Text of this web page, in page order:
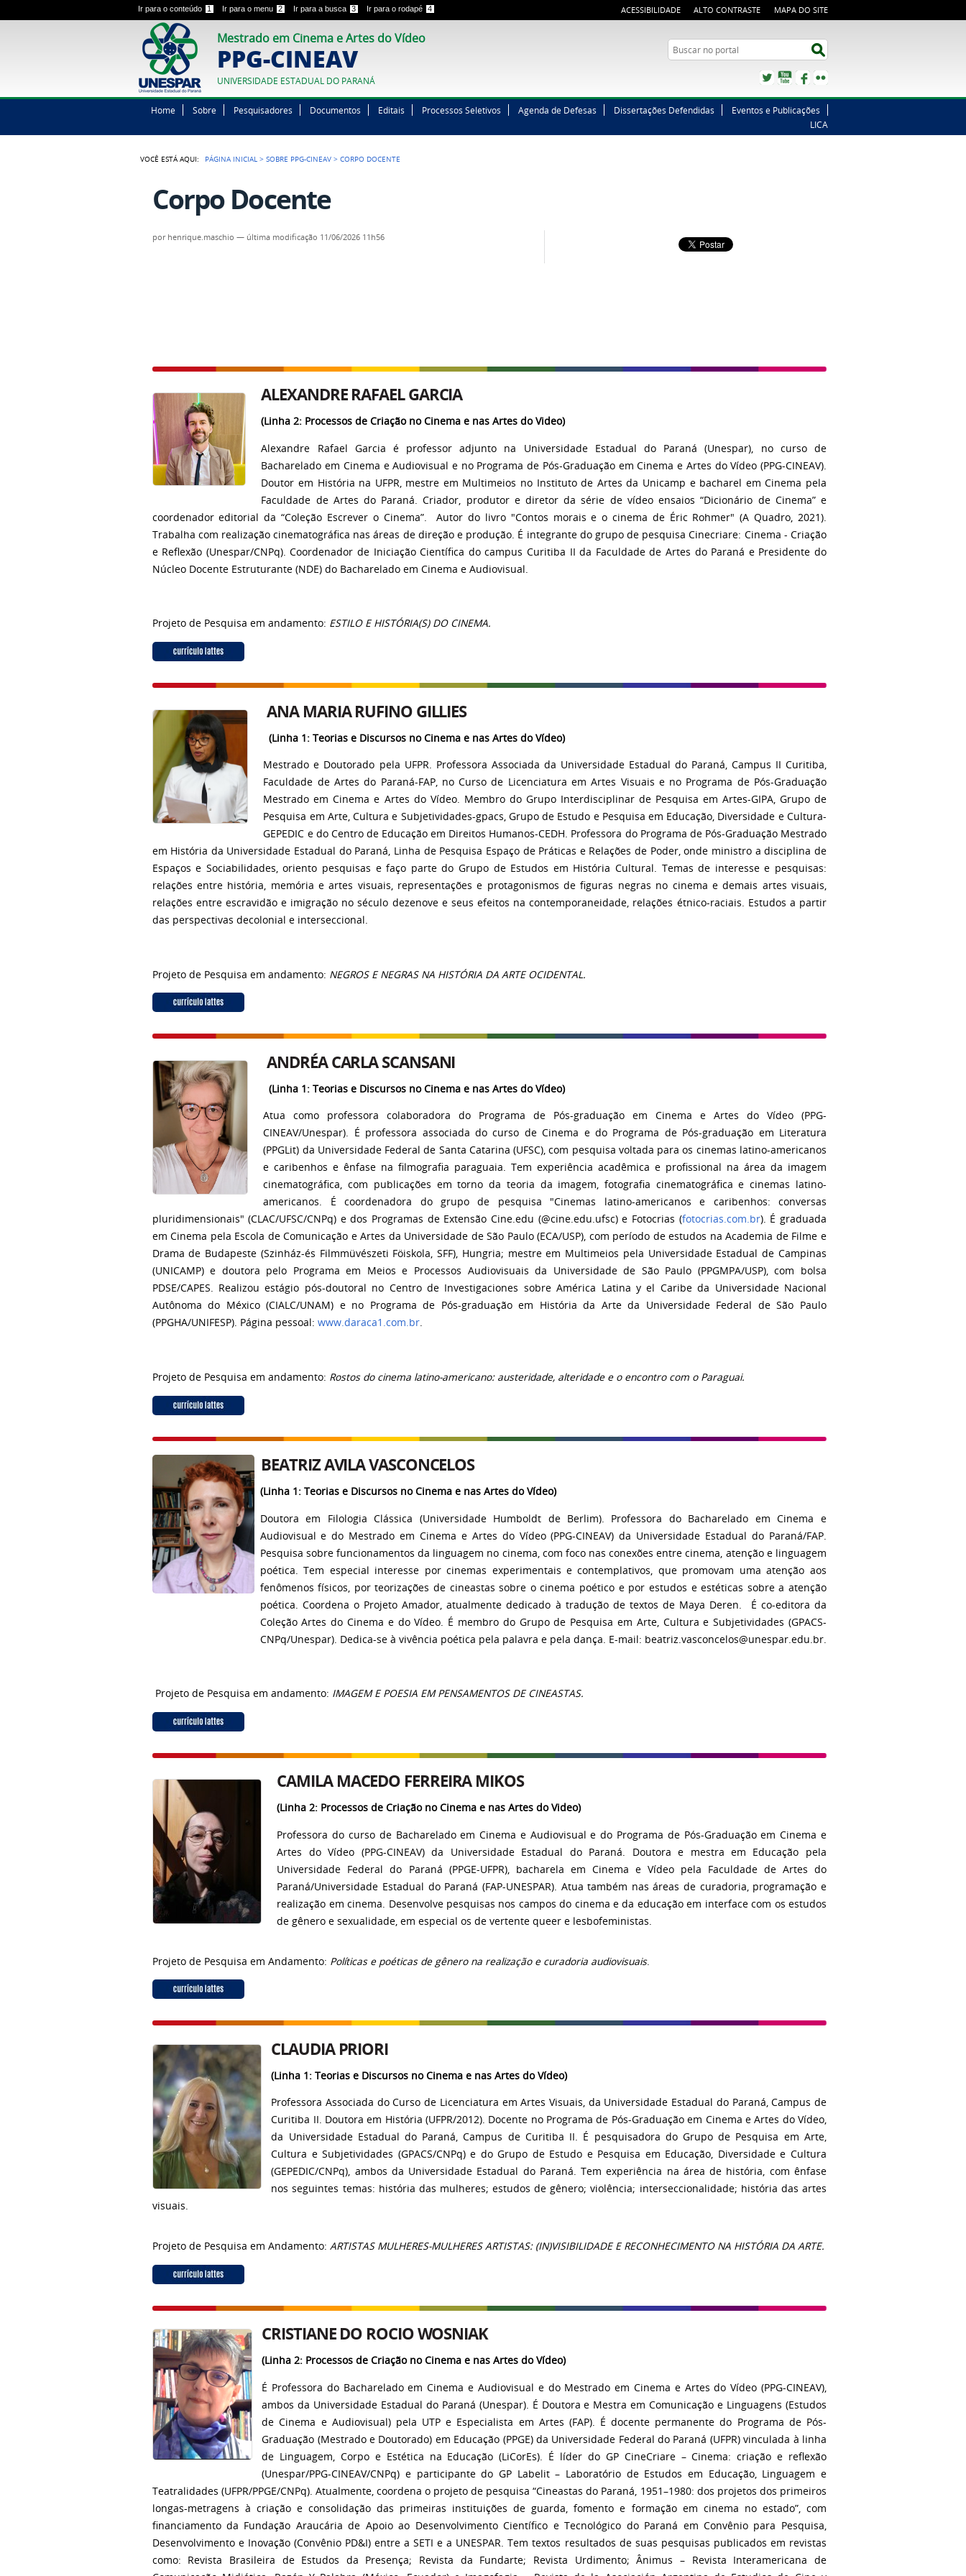
Ir para o conteúdo 1 Ir para o menu 2 Ir para a busca 3 Ir para o rodapé 4 ACESSIBILIDADE ALTO CONTRASTE MAPA DO SITE
Mestrado em Cinema e Artes do Vídeo
PPG-CINEAV
UNIVERSIDADE ESTADUAL DO PARANÁ
Buscar no portal
TwitterYouTubeFacebook
Home Sobre Pesquisadores Documentos Editais Processos Seletivos Agenda de Defesas Dissertações Defendidas
Eventos e Publicações
LICA
VOCÊ ESTÁ AQUI: PÁGINA INICIAL >SOBRE PPG-CINEAV >CORPO DOCENTE
Corpo Docente
por henrique.maschio — última modificação 11/06/2026 11h56
ALEXANDRE RAFAEL GARCIA
(Linha 2: Processos de Criação no Cinema e nas Artes do Video)
Alexandre Rafael Garcia é professor adjunto na Universidade Estadual do Paraná (Unespar), no curso de
Bacharelado em Cinema e Audiovisual e no Programa de Pós-Graduação em Cinema e Artes do Vídeo (PPG-CINEAV).
Doutor em História na UFPR, mestre em Multimeios no Instituto de Artes da Unicamp e bacharel em Cinema pela
Faculdade de Artes do Paraná. Criador, produtor e diretor da série de vídeo ensaios “Dicionário de Cinema” e
coordenador editorial da “Coleção Escrever o Cinema”. Autor do livro "Contos morais e o cinema de Éric Rohmer" (A Quadro, 2021).
Trabalha com realização cinematográfica nas áreas de direção e produção. É integrante do grupo de pesquisa Cinecriare: Cinema - Criação
e Reflexão (Unespar/CNPq). Coordenador de Iniciação Científica do campus Curitiba II da Faculdade de Artes do Paraná e Presidente do
Núcleo Docente Estruturante (NDE) do Bacharelado em Cinema e Audiovisual.
Projeto de Pesquisa em andamento: ESTILO E HISTÓRIA(S) DO CINEMA.
ANA MARIA RUFINO GILLIES
(Linha 1: Teorias e Discursos no Cinema e nas Artes do Vídeo)
Mestrado e Doutorado pela UFPR. Professora Associada da Universidade Estadual do Paraná, Campus II Curitiba,
Faculdade de Artes do Paraná-FAP, no Curso de Licenciatura em Artes Visuais e no Programa de Pós-Graduação
Mestrado em Cinema e Artes do Vídeo. Membro do Grupo Interdisciplinar de Pesquisa em Artes-GIPA, Grupo de
Pesquisa em Arte, Cultura e Subjetividades-gpacs, Grupo de Estudo e Pesquisa em Educação, Diversidade e Cultura-
GEPEDIC e do Centro de Educação em Direitos Humanos-CEDH. Professora do Programa de Pós-Graduação Mestrado
em História da Universidade Estadual do Paraná, Linha de Pesquisa Espaço de Práticas e Relações de Poder, onde ministro a disciplina de
Espaços e Sociabilidades, oriento pesquisas e faço parte do Grupo de Estudos em História Cultural. Temas de interesse e pesquisas:
relações entre história, memória e artes visuais, representações e protagonismos de figuras negras no cinema e demais artes visuais,
relações entre escravidão e imigração no século dezenove e seus efeitos na contemporaneidade, relações étnico-raciais. Estudos a partir
das perspectivas decolonial e interseccional.
Projeto de Pesquisa em andamento: NEGROS E NEGRAS NA HISTÓRIA DA ARTE OCIDENTAL.
ANDRÉA CARLA SCANSANI
(Linha 1: Teorias e Discursos no Cinema e nas Artes do Vídeo)
Atua como professora colaboradora do Programa de Pós-graduação em Cinema e Artes do Vídeo (PPG-
CINEAV/Unespar). É professora associada do curso de Cinema e do Programa de Pós-graduação em Literatura
(PPGLit) da Universidade Federal de Santa Catarina (UFSC), com pesquisa voltada para os cinemas latino-americanos
e caribenhos e ênfase na filmografia paraguaia. Tem experiência acadêmica e profissional na área da imagem
cinematográfica, com publicações em torno da teoria da imagem, fotografia cinematográfica e cinemas latino-
americanos. É coordenadora do grupo de pesquisa "Cinemas latino-americanos e caribenhos: conversas
pluridimensionais" (CLAC/UFSC/CNPq) e dos Programas de Extensão Cine.edu (@cine.edu.ufsc) e Fotocrias (fotocrias.com.br). É graduada
em Cinema pela Escola de Comunicação e Artes da Universidade de São Paulo (ECA/USP), com período de estudos na Academia de Filme e
Drama de Budapeste (Szinház-és Filmmüvészeti Föiskola, SFF), Hungria; mestre em Multimeios pela Universidade Estadual de Campinas
(UNICAMP) e doutora pelo Programa em Meios e Processos Audiovisuais da Universidade de São Paulo (PPGMPA/USP), com bolsa
PDSE/CAPES. Realizou estágio pós-doutoral no Centro de Investigaciones sobre América Latina y el Caribe da Universidade Nacional
Autônoma do México (CIALC/UNAM) e no Programa de Pós-graduação em História da Arte da Universidade Federal de São Paulo
(PPGHA/UNIFESP). Página pessoal: www.daraca1.com.br.
Projeto de Pesquisa em andamento: Rostos do cinema latino-americano: austeridade, alteridade e o encontro com o Paraguai.
BEATRIZ AVILA VASCONCELOS
(Linha 1: Teorias e Discursos no Cinema e nas Artes do Vídeo)
Doutora em Filologia Clássica (Universidade Humboldt de Berlim). Professora do Bacharelado em Cinema e
Audiovisual e do Mestrado em Cinema e Artes do Vídeo (PPG-CINEAV) da Universidade Estadual do Paraná/FAP.
Pesquisa sobre funcionamentos da linguagem no cinema, com foco nas conexões entre cinema, atenção e linguagem
poética. Tem especial interesse por cinemas experimentais e contemplativos, que promovam uma atenção aos
fenômenos físicos, por teorizações de cineastas sobre o cinema poético e por estudos e estéticas sobre a atenção
poética. Coordena o Projeto Amador, atualmente dedicado à tradução de textos de Maya Deren. É co-editora da
Coleção Artes do Cinema e do Vídeo. É membro do Grupo de Pesquisa em Arte, Cultura e Subjetividades (GPACS-
CNPq/Unespar). Dedica-se à vivência poética pela palavra e pela dança. E-mail: beatriz.vasconcelos@unespar.edu.br.
Projeto de Pesquisa em andamento: IMAGEM E POESIA EM PENSAMENTOS DE CINEASTAS.
CAMILA MACEDO FERREIRA MIKOS
(Linha 2: Processos de Criação no Cinema e nas Artes do Video)
Professora do curso de Bacharelado em Cinema e Audiovisual e do Programa de Pós-Graduação em Cinema e
Artes do Vídeo (PPG-CINEAV) da Universidade Estadual do Paraná. Doutora e mestra em Educação pela
Universidade Federal do Paraná (PPGE-UFPR), bacharela em Cinema e Vídeo pela Faculdade de Artes do
Paraná/Universidade Estadual do Paraná (FAP-UNESPAR). Atua também nas áreas de curadoria, programação e
realização em cinema. Desenvolve pesquisas nos campos do cinema e da educação em interface com os estudos
de gênero e sexualidade, em especial os de vertente queer e lesbofeministas.
Projeto de Pesquisa em Andamento: Políticas e poéticas de gênero na realização e curadoria audiovisuais.
CLAUDIA PRIORI
(Linha 1: Teorias e Discursos no Cinema e nas Artes do Vídeo)
Professora Associada do Curso de Licenciatura em Artes Visuais, da Universidade Estadual do Paraná, Campus de
Curitiba II. Doutora em História (UFPR/2012). Docente no Programa de Pós-Graduação em Cinema e Artes do Vídeo,
da Universidade Estadual do Paraná, Campus de Curitiba II. É pesquisadora do Grupo de Pesquisa em Arte,
Cultura e Subjetividades (GPACS/CNPq) e do Grupo de Estudo e Pesquisa em Educação, Diversidade e Cultura
(GEPEDIC/CNPq), ambos da Universidade Estadual do Paraná. Tem experiência na área de história, com ênfase
nos seguintes temas: história das mulheres; estudos de gênero; violência; interseccionalidade; história das artes
visuais.
Projeto de Pesquisa em Andamento: ARTISTAS MULHERES-MULHERES ARTISTAS: (IN)VISIBILIDADE E RECONHECIMENTO NA HISTÓRIA DA ARTE.
CRISTIANE DO ROCIO WOSNIAK
(Linha 2: Processos de Criação no Cinema e nas Artes do Vídeo)
É Professora do Bacharelado em Cinema e Audiovisual e do Mestrado em Cinema e Artes do Vídeo (PPG-CINEAV),
ambos da Universidade Estadual do Paraná (Unespar). É Doutora e Mestra em Comunicação e Linguagens (Estudos
de Cinema e Audiovisual) pela UTP e Especialista em Artes (FAP). É docente permanente do Programa de Pós-
Graduação (Mestrado e Doutorado) em Educação (PPGE) da Universidade Federal do Paraná (UFPR) vinculada à linha
de Linguagem, Corpo e Estética na Educação (LiCorEs). É líder do GP CineCriare – Cinema: criação e reflexão
(Unespar/PPG-CINEAV/CNPq) e participante do GP Labelit – Laboratório de Estudos em Educação, Linguagem e
Teatralidades (UFPR/PPGE/CNPq). Atualmente, coordena o projeto de pesquisa “Cineastas do Paraná, 1951–1980: dos projetos dos primeiros
longas-metragens à criação e consolidação das primeiras instituições de guarda, fomento e formação em cinema no estado”, com
financiamento da Fundação Araucária de Apoio ao Desenvolvimento Científico e Tecnológico do Paraná em Convênio para Pesquisa,
Desenvolvimento e Inovação (Convênio PD&I) entre a SETI e a UNESPAR. Tem textos resultados de suas pesquisas publicados em revistas
como: Revista Brasileira de Estudos da Presença; Revista da Fundarte; Revista Urdimento; Ânimus – Revista Interamericana de